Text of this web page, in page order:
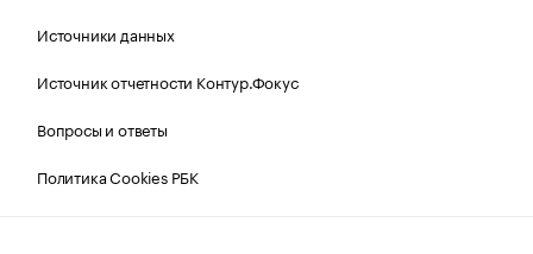
Источники данных
Источник отчетности Контур.Фокус
Вопросы и ответы
Политика Cookies РБК